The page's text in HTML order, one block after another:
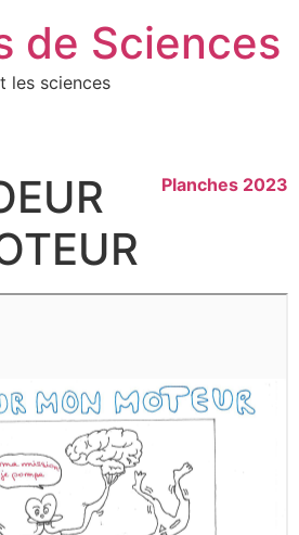
de Sciences
les sciences
Planches 2023